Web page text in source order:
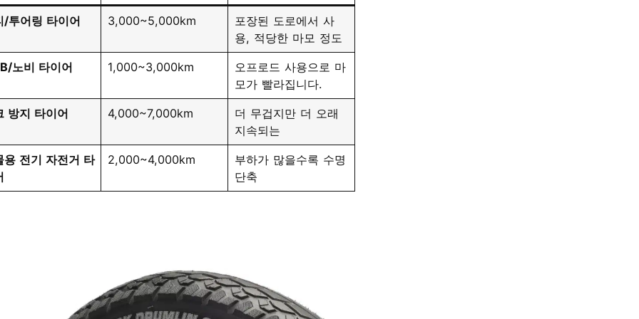
/투어링 타이어 3,000~5,000km
포장된 도로에서 사
용, 적당한 마모 정도
노비 타이어 1,000~3,000km
오프로드 사용으로 마
모가 빨라집니다.
방지 타이어 4,000~7,000km
더 무겁지만 더 오래
지속되는
용 전기 자전거 타
2,000~4,000km
부하가 많을수록 수명
단축